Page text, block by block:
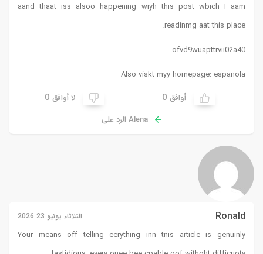
aand thaat iss alsoo happening wiyh this post wbich I aam
readinmg aat this place.
ofvd9wuapttrvii02a40
Also viskt myy homepage: espanola
أوافق 0 لا أوافق 0
Alena الرد على
Ronald الثلاثاء يونيو 23 2026
Your means off telling eerything inn tnis article is genuinly